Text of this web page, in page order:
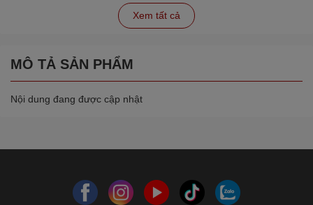
Xem tất cả
MÔ TẢ SẢN PHẨM
Nội dung đang được cập nhật